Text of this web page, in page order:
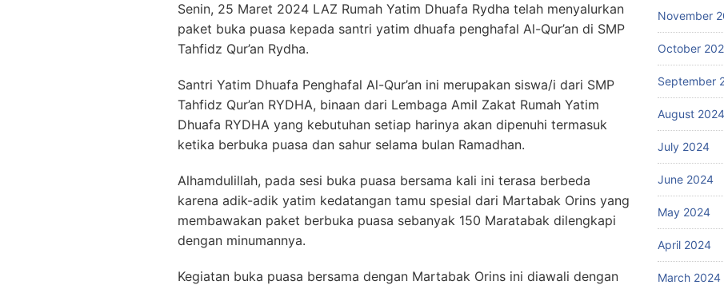
Senin, 25 Maret 2024 LAZ Rumah Yatim Dhuafa Rydha telah menyalurkan
paket buka puasa kepada santri yatim dhuafa penghafal Al-Qur’an di SMP
Tahfidz Qur’an Rydha.
Santri Yatim Dhuafa Penghafal Al-Qur’an ini merupakan siswa/i dari SMP
Tahfidz Qur’an RYDHA, binaan dari Lembaga Amil Zakat Rumah Yatim
Dhuafa RYDHA yang kebutuhan setiap harinya akan dipenuhi termasuk
ketika berbuka puasa dan sahur selama bulan Ramadhan.
Alhamdulillah, pada sesi buka puasa bersama kali ini terasa berbeda
karena adik-adik yatim kedatangan tamu spesial dari Martabak Orins yang
membawakan paket berbuka puasa sebanyak 150 Maratabak dilengkapi
dengan minumannya.
Kegiatan buka puasa bersama dengan Martabak Orins ini diawali dengan
November
October
September
August 2024
July 2024
June 2024
May 2024
April 2024
March 2024